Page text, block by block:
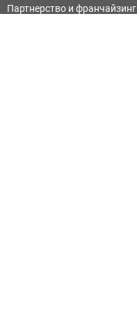
Партнерство и франчайзинг